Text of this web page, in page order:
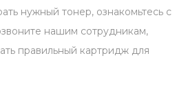
нужный тонер, ознакомьтесь с
нашим сотрудникам,
правильный картридж для